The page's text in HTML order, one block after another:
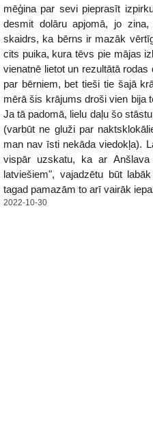
mēģina par sevi pieprasīt
desmit dolāru apjomā, jo
skaidrs, ka bērns ir mazāk
cits puika, kura tēvs pie mājas
vienatnē lietot un rezultātā
par bērniem, bet tieši tie šajā
mērā šis krājums droši vien bija
Ja tā padomā, lielu daļu šo
(varbūt ne gluži par
man nav īsti nekāda viedokļa).
vispār uzskatu, ka ar
latviešiem", vajadzētu būt
tagad pamazām to arī vairāk
2022-10-30